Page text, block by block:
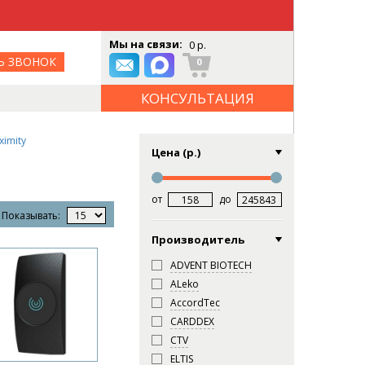
ЗВОНОК
Мы на связи: 0 р.
0
КОНСУЛЬТАЦИЯ
Цена (р.)
от до
Производитель
ADVENT BIOTECH
ALeko
AccordTec
CARDDEX
CTV
ELTIS
Показывать: